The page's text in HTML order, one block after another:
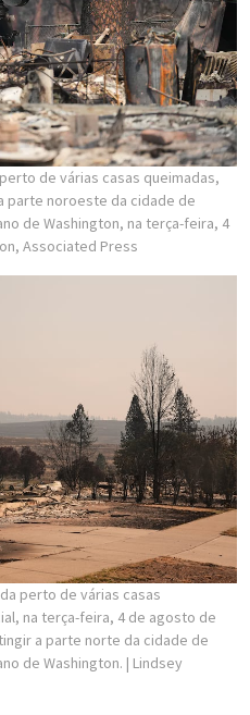
de várias casas queimadas,
parte noroeste da cidade de
de Washington, na terça-feira, 4
Associated Press
perto de várias casas
na terça-feira, 4 de agosto de
a parte norte da cidade de
de Washington. | Lindsey